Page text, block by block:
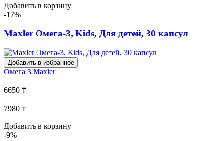
Добавить в корзину
-17%
Maxler Омега-3, Kids, Для детей, 30 капсул
Добавить в избранное
Омега 3 Maxler
6650 ₸
7980 ₸
Добавить в корзину
-9%